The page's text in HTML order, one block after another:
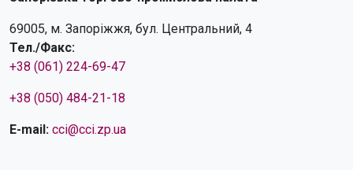
69005, м. Запоріжжя, бул. Центральний, 4
Тел./Факс:
+38 (061) 224-69-47
+38 (050) 484-21-18
E-mail: cci@cci.zp.ua